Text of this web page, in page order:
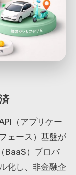
（アプリケー
ェース）基盤が
BaaS）プロバ
化し、非金融企